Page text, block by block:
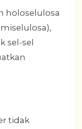
holoselulosa
sel-sel
tidak